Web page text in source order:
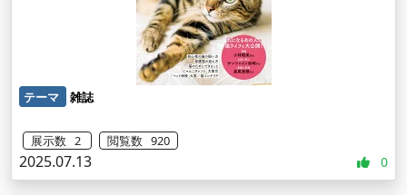
テーマ 雑誌
展示数 2 閲覧数 920
2025.07.13 0